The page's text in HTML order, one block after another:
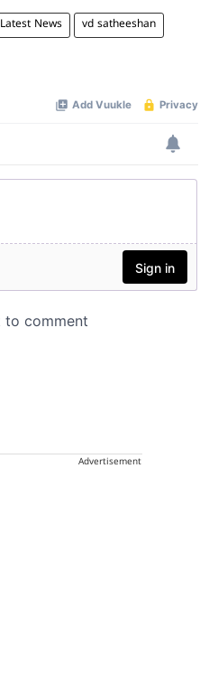
Latest News vd satheeshan
Advertisement